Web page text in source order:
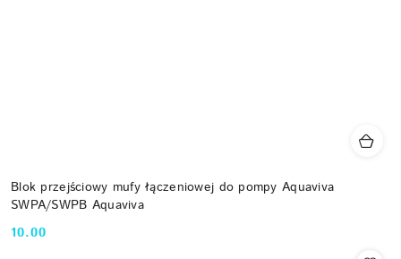
Blok przejściowy mufy łączeniowej do pompy Aquaviva
SWPA/SWPB Aquaviva
Cena:
10.00